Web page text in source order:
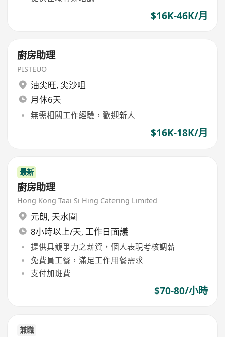
$16K-46K/月
廚房助理
PISTEUO
油尖旺, 尖沙咀
月休6天
無需相關工作經驗，歡迎新人
$16K-18K/月
最新
廚房助理
Hong Kong Taai Si Hing Catering Limited
元朗, 天水圍
8小時以上/天, 工作日面議
提供具競爭力之薪資，個人表現考核調薪
免費員工餐，滿足工作用餐需求
支付加班費
$70-80/小時
兼職